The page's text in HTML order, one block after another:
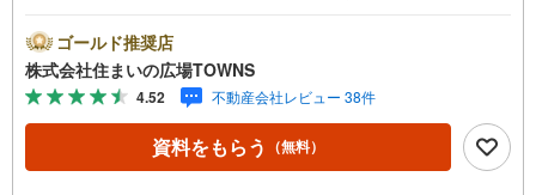
物件です。78.3平米程の専有面積でスペースも十分。1か月
間のパーキングスペース利用価格は16000円です。空き巣
対策には、防犯カメラが役に立ちます。リモートワークや
料理中など自宅にいても手が離せないときには、宅配ボッ
クスを利用することで再配達する必要がありません。
ゴールド推奨店
株式会社住まいの広場TOWNS
4.52 不動産会社レビュー 38件
資料をもらう （無料）